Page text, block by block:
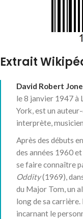
Extrait
David Robert
le8 janvier 1947à
York, est un
interprète,
Après des débuts
des années 1960
se faire connaître
Oddity(1969),
du Major Tom, un
long de sa
incarnant le